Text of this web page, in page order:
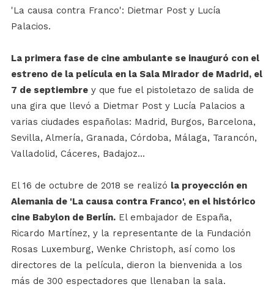
'La causa contra Franco': Dietmar Post y Lucía
Palacios.
La primera fase de cine ambulante se inauguró con el
estreno de la película en la Sala Mirador de Madrid, el
7 de septiembrey que fue el pistoletazo de salida de
una gira que llevó a Dietmar Post y Lucía Palacios a
varias ciudades españolas: Madrid, Burgos, Barcelona,
Sevilla, Almería, Granada, Córdoba, Málaga, Tarancón,
Valladolid, Cáceres, Badajoz...
El 16 de octubre de 2018 se realizó la proyección en
Alemania de 'La causa contra Franco', en el histórico
cine Babylon de Berlín.El embajador de España,
Ricardo Martínez, y la representante de la Fundación
Rosas Luxemburg, Wenke Christoph, así como los
directores de la película, dieron la bienvenida a los
más de 300 espectadores que llenaban la sala.